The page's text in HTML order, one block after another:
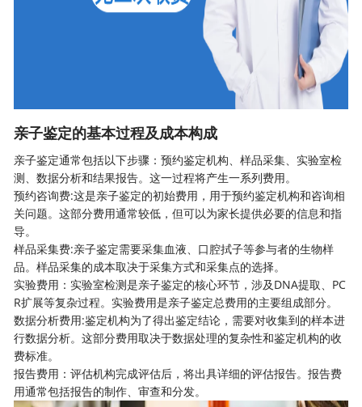
亲子鉴定的基本过程及成本构成
亲子鉴定通常包括以下步骤：预约鉴定机构、样品采集、实验室检
测、数据分析和结果报告。这一过程将产生一系列费用。
预约咨询费:这是亲子鉴定的初始费用，用于预约鉴定机构和咨询相
关问题。这部分费用通常较低，但可以为家长提供必要的信息和指
导。
样品采集费:亲子鉴定需要采集血液、口腔拭子等参与者的生物样
品。样品采集的成本取决于采集方式和采集点的选择。
实验费用：实验室检测是亲子鉴定的核心环节，涉及DNA提取、PC
R扩展等复杂过程。实验费用是亲子鉴定总费用的主要组成部分。
数据分析费用:鉴定机构为了得出鉴定结论，需要对收集到的样本进
行数据分析。这部分费用取决于数据处理的复杂性和鉴定机构的收
费标准。
报告费用：评估机构完成评估后，将出具详细的评估报告。报告费
用通常包括报告的制作、审查和分发。